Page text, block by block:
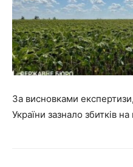
За висновками
України зазнало збитків